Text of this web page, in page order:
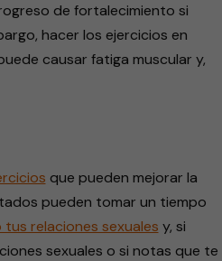
de fortalecimiento si
hacer los ejercicios en
causar fatiga muscular y,
que pueden mejorar la
pueden tomar un tiempo
relaciones sexuales y, si
sexuales o si notas que te